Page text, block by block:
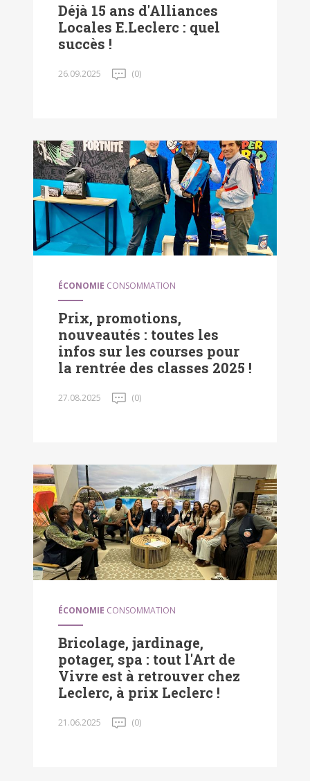
Déjà 15 ans d'Alliances
Locales E.Leclerc : quel
succès !
26.09.2025 (0)
ÉCONOMIE CONSOMMATION
Prix, promotions,
nouveautés : toutes les
infos sur les courses pour
la rentrée des classes 2025 !
27.08.2025 (0)
ÉCONOMIE CONSOMMATION
Bricolage, jardinage,
potager, spa : tout l'Art de
Vivre est à retrouver chez
Leclerc, à prix Leclerc !
21.06.2025 (0)